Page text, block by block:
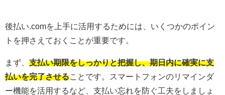
後払い.comを上手に活用するためには、いくつかのポイン
トを押さえておくことが重要です。
まず、 支払い期限をしっかりと把握し、期日内に確実に支
払いを完了させる ことです。スマートフォンのリマインダ
ー機能を活用するなど、支払い忘れを防ぐ工夫をしましょ